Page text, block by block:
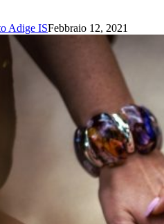
Adige ISFebbraio 12, 2021